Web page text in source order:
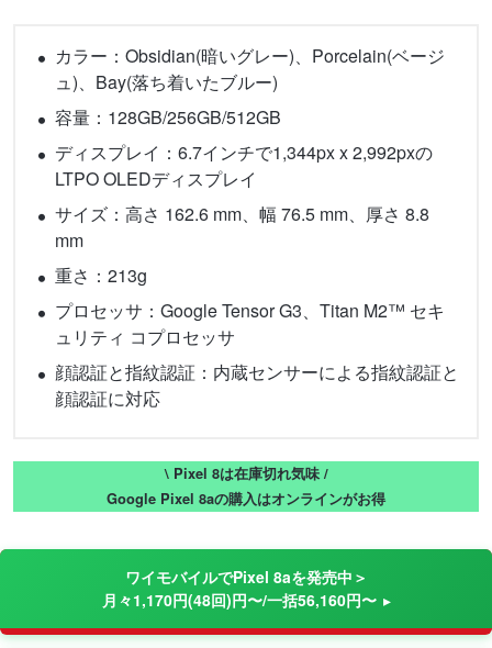
カラー：Obsidian(暗いグレー)、Porcelain(ベージ
ュ)、Bay(落ち着いたブルー)
容量：128GB/256GB/512GB
ディスプレイ：6.7インチで1,344px x 2,992pxの
LTPO OLEDディスプレイ
サイズ：高さ 162.6 mm、幅 76.5 mm、厚さ 8.8
mm
重さ：213g
プロセッサ：Google Tensor G3、Titan M2™ セキ
ュリティ コプロセッサ
顔認証と指紋認証：内蔵センサーによる指紋認証と
顔認証に対応
\ Pixel 8は在庫切れ気味 /
Google Pixel 8aの購入はオンラインがお得
ワイモバイルでPixel 8aを発売中＞
月々1,170円(48回)円〜/一括56,160円〜